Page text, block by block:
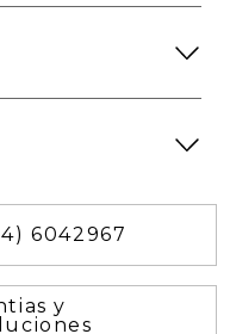
6042967
y